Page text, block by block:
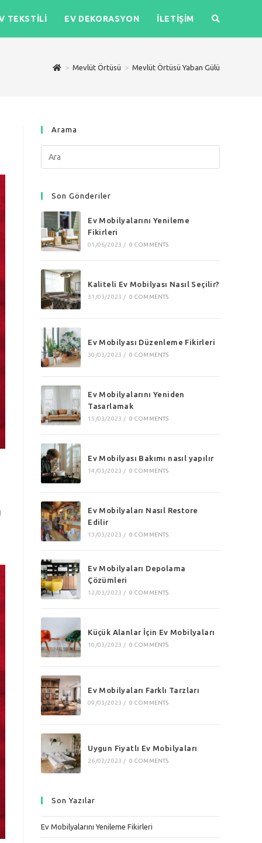
TEKSTILI EV DEKORASYON İLETIŞIM
> Mevlüt Örtüsü > Mevlüt Örtüsü Yaban Gülü
Arama
this
Son Gönderiler
Ev Mobilyalarını Yenileme
Fikirleri
01/06/2023 / 0 COMMENTS
Kaliteli Ev Mobilyası Nasıl Seçilir?
31/03/2023 / 0 COMMENTS
Ev Mobilyası Düzenleme Fikirleri
30/03/2023 / 0 COMMENTS
Ev Mobilyalarını Yeniden
Tasarlamak
15/03/2023 / 0 COMMENTS
Ev Mobilyası Bakımı nasıl yapılır
14/03/2023 / 0 COMMENTS
Ev Mobilyaları Nasıl Restore
Edilir
13/03/2023 / 0 COMMENTS
Ev Mobilyaları Depolama
Çözümleri
12/03/2023 / 0 COMMENTS
Küçük Alanlar İçin Ev Mobilyaları
10/03/2023 / 0 COMMENTS
Ev Mobilyaları Farklı Tarzları
09/03/2023 / 0 COMMENTS
Uygun Fiyatlı Ev Mobilyaları
26/02/2023 / 0 COMMENTS
Son Yazılar
Ev Mobilyalarını Yenileme Fikirleri